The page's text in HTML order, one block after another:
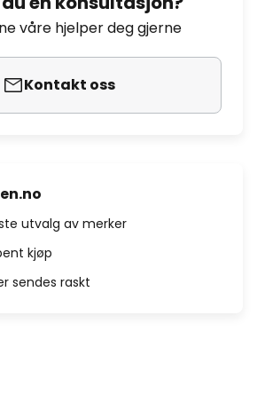
våre hjelper deg gjerne
Kontakt oss
utvalg av merker
kjøp
sendes raskt